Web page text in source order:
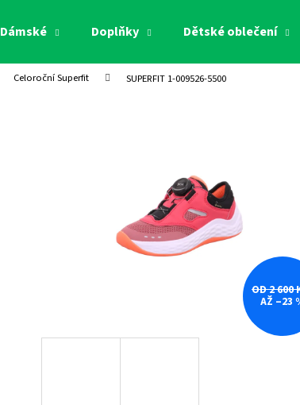
Dámské Doplňky Dětské oblečení
Celoroční Superfit SUPERFIT 1-009526-5500
OD 2 600
AŽ –23
Co potřebujete najít?
Doporučujeme